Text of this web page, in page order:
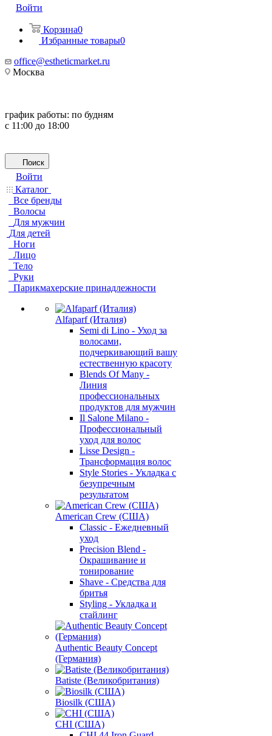
Войти
Корзина0
Избранные товары0
office@estheticmarket.ru
Москва
график работы: по будням
с 11:00 до 18:00
Поиск
Войти
Каталог
Все бренды
Волосы
Для мужчин
Для детей
Ноги
Лицо
Тело
Руки
Парикмахерские принадлежности
Alfaparf (Италия)
Semi di Lino - Уход за
волосами,
подчеркивающий вашу
естественную красоту
Blends Of Many -
Линия
профессиональных
продуктов для мужчин
Il Salone Milano -
Профессиональный
уход для волос
Lisse Design -
Трансформация волос
Style Stories - Укладка с
безупречным
результатом
American Crew (США)
Classic - Ежедневный
уход
Precision Blend -
Окрашивание и
тонирование
Shave - Средства для
бритья
Styling - Укладка и
стайлинг
Authentic Beauty Concept
(Германия)
Batiste (Великобритания)
Biosilk (США)
CHI (США)